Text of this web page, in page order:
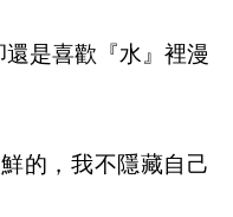
還是喜歡『水』裡漫
的，我不隱藏自己